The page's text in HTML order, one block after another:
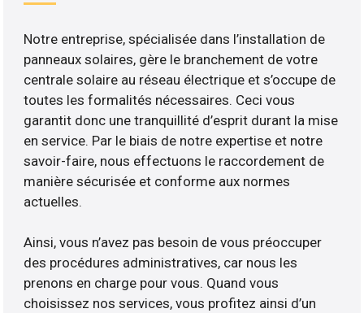
Notre entreprise, spécialisée dans l’installation de
panneaux solaires, gère le branchement de votre
centrale solaire au réseau électrique et s’occupe de
toutes les formalités nécessaires. Ceci vous
garantit donc une tranquillité d’esprit durant la mise
en service. Par le biais de notre expertise et notre
savoir-faire, nous effectuons le raccordement de
manière sécurisée et conforme aux normes
actuelles.
Ainsi, vous n’avez pas besoin de vous préoccuper
des procédures administratives, car nous les
prenons en charge pour vous. Quand vous
choisissez nos services, vous profitez ainsi d’un